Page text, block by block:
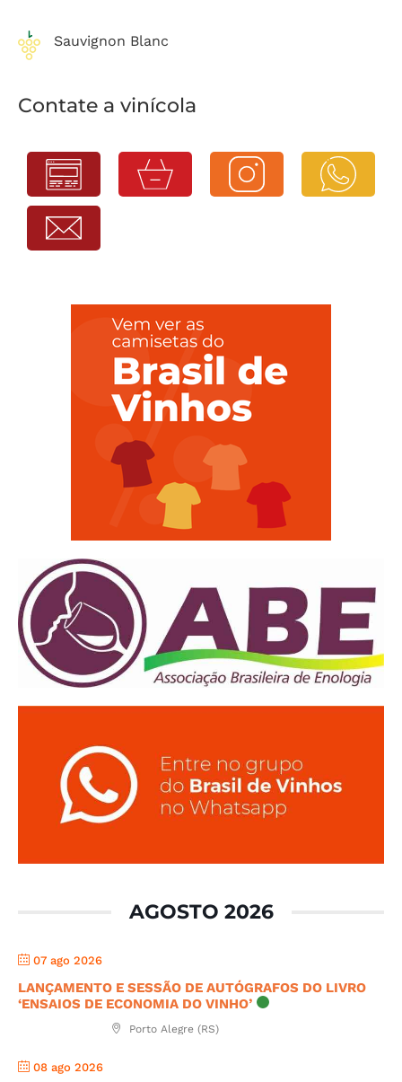
Sauvignon Blanc
Contate a vinícola
AGOSTO 2026
07 ago 2026
LANÇAMENTO E SESSÃO DE AUTÓGRAFOS DO LIVRO
‘ENSAIOS DE ECONOMIA DO VINHO’
Porto Alegre (RS)
08 ago 2026